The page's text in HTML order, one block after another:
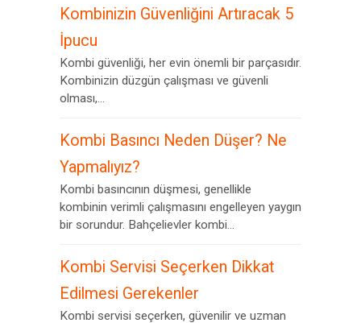
Kombinizin Güvenliğini Artıracak 5
İpucu
Kombi güvenliği, her evin önemli bir parçasıdır.
Kombinizin düzgün çalışması ve güvenli
olması,...
Kombi Basıncı Neden Düşer? Ne
Yapmalıyız?
Kombi basıncının düşmesi, genellikle
kombinin verimli çalışmasını engelleyen yaygın
bir sorundur. Bahçelievler kombi...
Kombi Servisi Seçerken Dikkat
Edilmesi Gerekenler
Kombi servisi seçerken, güvenilir ve uzman